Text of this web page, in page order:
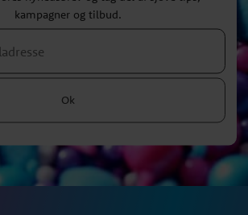
kampagner og tilbud.
Ok